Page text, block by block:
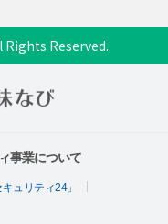
Rights Reserved.